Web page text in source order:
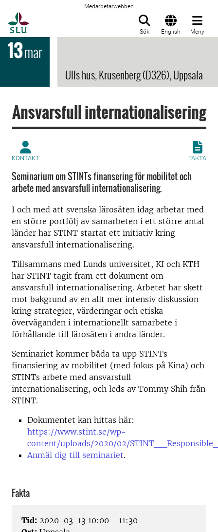
Medarbetarwebben
Sök English Meny
13mar
Ulls hus, Krusenberg (D326), Uppsala
Ansvarsfull internationalisering
KONTAKT FAKTA
Seminarium om STINTs finansering för mobilitet och
arbete med ansvarsfull internationalisering.
I och med att svenska lärosäten idag arbetar med
en större portfölj av samarbeten i ett större antal
länder har STINT startat ett initiativ kring
ansvarsfull internationalisering.
Tillsammans med Lunds universitet, KI och KTH
har STINT tagit fram ett dokument om
ansvarsfull internationalisering. Arbetet har skett
mot bakgrund av en allt mer intensiv diskussion
kring strategier, värderingar och etiska
överväganden i internationellt samarbete i
förhållande till lärosäten i andra länder.
Seminariet kommer båda ta upp STINTs
finansiering av mobilitet (med fokus på Kina) och
STINTs arbete med ansvarsfull
internationalisering, och leds av Tommy Shih från
STINT.
Dokumentet kan hittas här:
https://www.stint.se/wp-
content/uploads/2020/02/
Anmäl dig till seminariet.
Fakta
Tid: 2020-03-13 10:00 - 11:30